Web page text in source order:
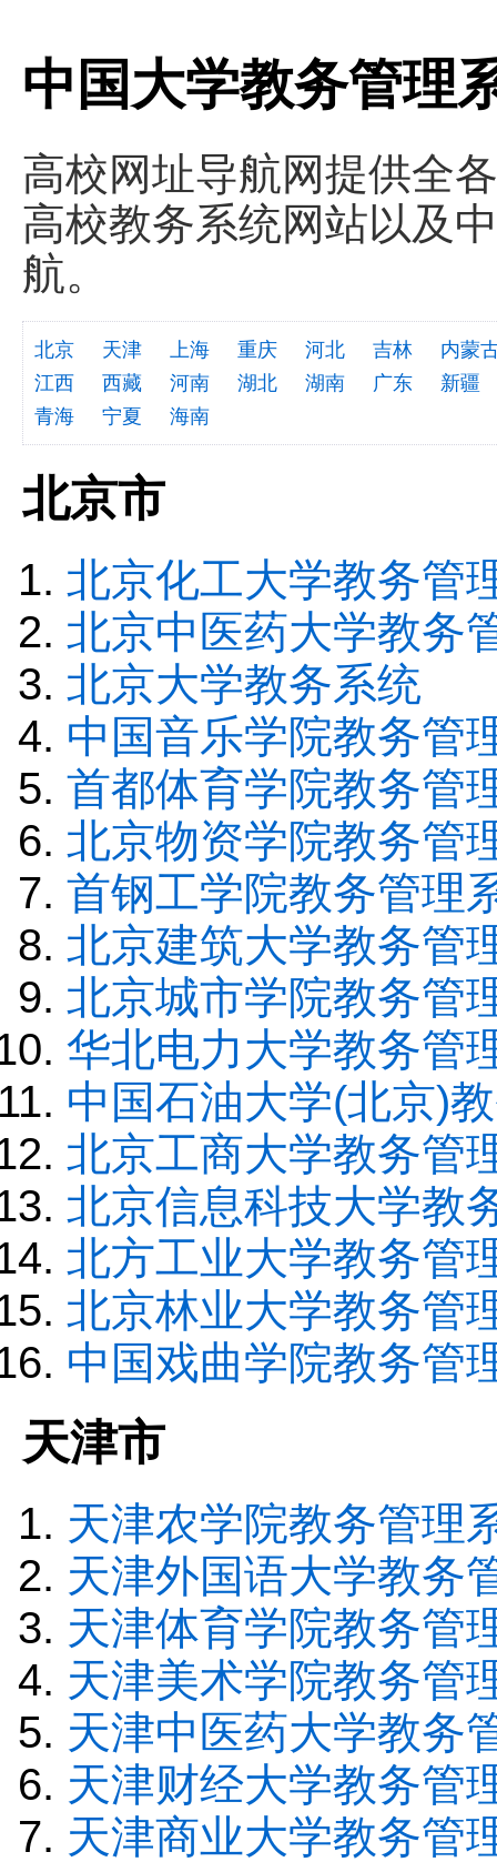
中国大学教务管理
高校网址导航网提供全
高校教务系统网站以及
航。
北京 天津 上海 重庆 河北 吉林
内蒙
江西
西藏 河南 湖北 湖南 广东
新疆
青海
宁夏 海南
北京市
北京化工大学教务管
北京中医药大学教务
北京大学教务系统
中国音乐学院教务管
首都体育学院教务管
北京物资学院教务管
首钢工学院教务管理
北京建筑大学教务管
北京城市学院教务管
华北电力大学教务管
中国石油大学(北京)
北京工商大学教务管
北京信息科技大学教
北方工业大学教务管
北京林业大学教务管
中国戏曲学院教务管
天津市
天津农学院教务管理
天津外国语大学教务
天津体育学院教务管
天津美术学院教务管
天津中医药大学教务
天津财经大学教务管
天津商业大学教务管